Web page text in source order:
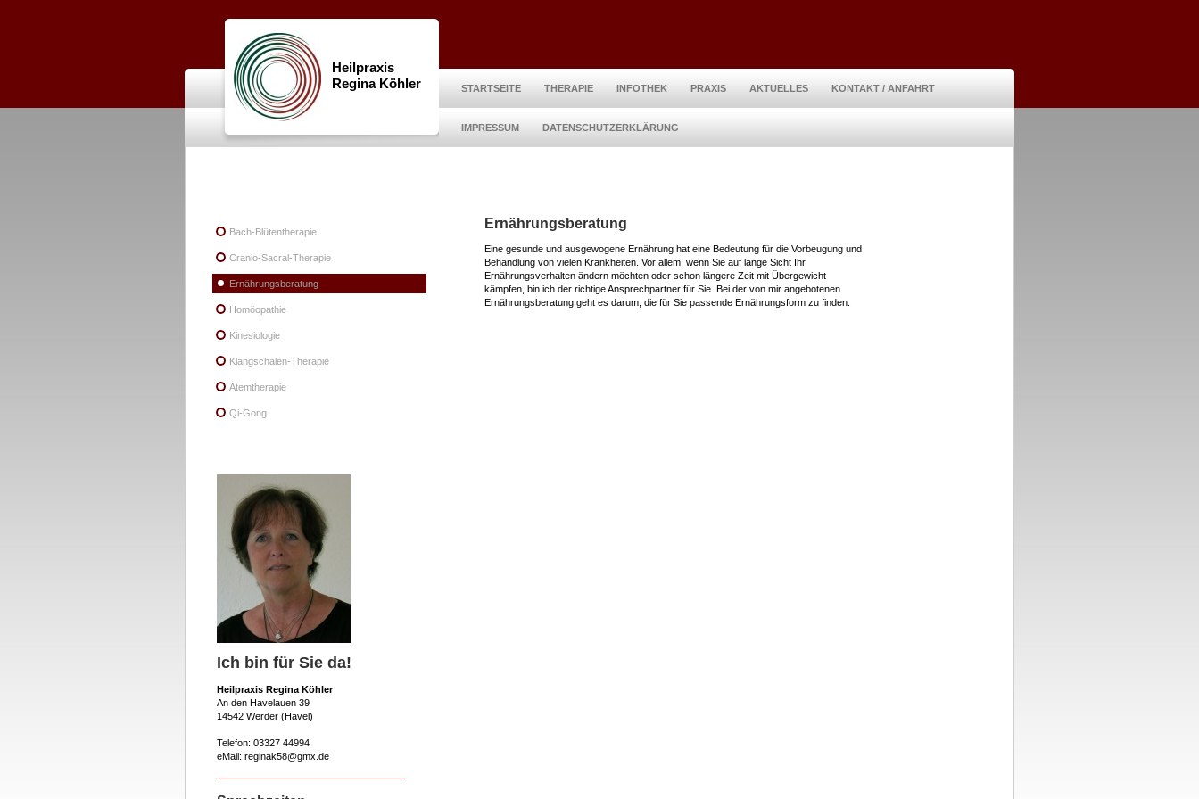
Heilpraxis
Regina Köhler
STARTSEITE THERAPIE INFOTHEK PRAXIS AKTUELLES KONTAKT / ANFAHRT
IMPRESSUM DATENSCHUTZERKLÄRUNG
Bach-Blütentherapie
Cranio-Sacral-Therapie
Ernährungsberatung
Homöopathie
Kinesiologie
Klangschalen-Therapie
Atemtherapie
Qi-Gong
Ich bin für Sie da!
Heilpraxis Regina Köhler
An den Havelauen 39
14542 Werder (Havel)
Telefon: 03327 44994
eMail: reginak58@gmx.de
Ernährungsberatung
Eine gesunde und ausgewogene Ernährung hat eine Bedeutung für die Vorbeugung und
Behandlung von vielen Krankheiten. Vor allem, wenn Sie auf lange Sicht Ihr
Ernährungsverhalten ändern möchten oder schon längere Zeit mit Übergewicht
kämpfen, bin ich der richtige Ansprechpartner für Sie. Bei der von mir angebotenen
Ernährungsberatung geht es darum, die für Sie passende Ernährungsform zu finden.